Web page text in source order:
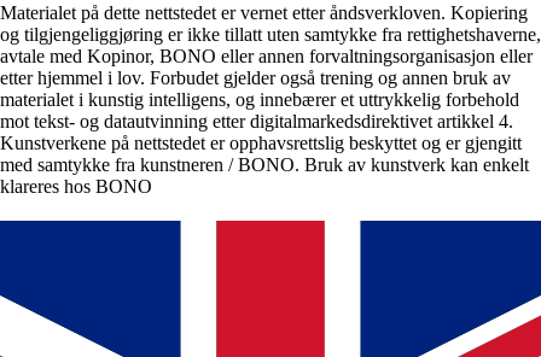
Materialet på dette nettstedet er vernet etter åndsverkloven. Kopiering
og tilgjengeliggjøring er ikke tillatt uten samtykke fra rettighetshaverne,
avtale med Kopinor, BONO eller annen forvaltningsorganisasjon eller
etter hjemmel i lov. Forbudet gjelder også trening og annen bruk av
materialet i kunstig intelligens, og innebærer et uttrykkelig forbehold
mot tekst- og datautvinning etter digitalmarkedsdirektivet artikkel 4.
Kunstverkene på nettstedet er opphavsrettslig beskyttet og er gjengitt
med samtykke fra kunstneren / BONO. Bruk av kunstverk kan enkelt
klareres hos BONO